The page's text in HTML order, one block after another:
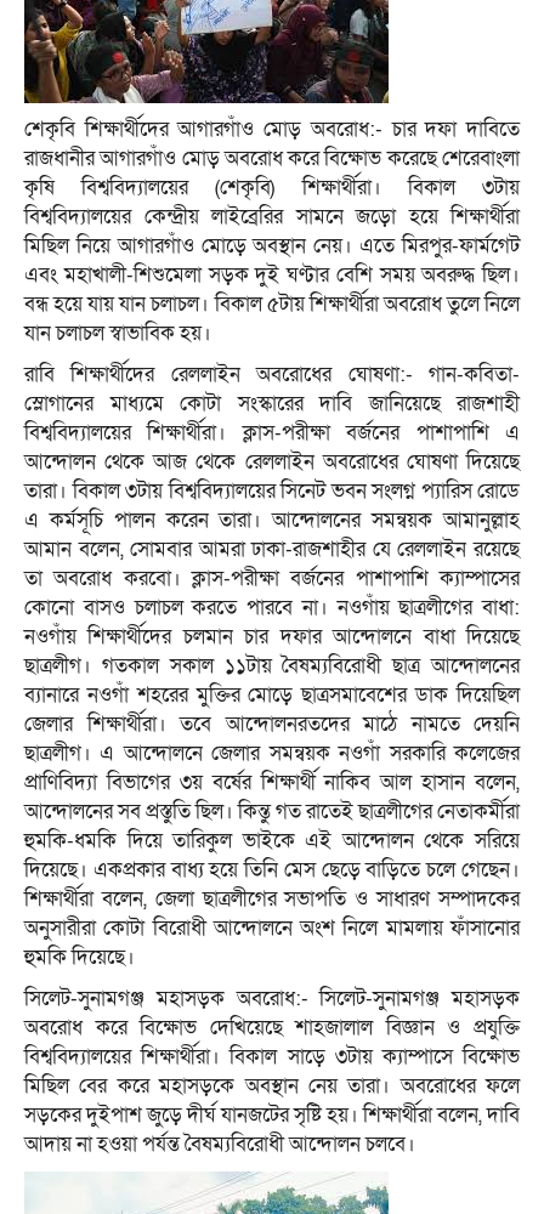
শেকৃবি শিক্ষার্থীদের আগারগাঁও মোড় অবরোধ:- চার দফা দাবিতে
রাজধানীর আগারগাঁও মোড় অবরোধ করে বিক্ষোভ করেছে শেরেবাংলা
কৃষি বিশ্ববিদ্যালয়ের (শেকৃবি) শিক্ষার্থীরা। বিকাল ৩টায়
বিশ্ববিদ্যালয়ের কেন্দ্রীয় লাইব্রেরির সামনে জড়ো হয়ে শিক্ষার্থীরা
মিছিল নিয়ে আগারগাঁও মোড়ে অবস্থান নেয়। এতে মিরপুর-ফার্মগেট
এবং মহাখালী-শিশুমেলা সড়ক দুই ঘণ্টার বেশি সময় অবরুদ্ধ ছিল।
বন্ধ হয়ে যায় যান চলাচল। বিকাল ৫টায় শিক্ষার্থীরা অবরোধ তুলে নিলে
যান চলাচল স্বাভাবিক হয়।
রাবি শিক্ষার্থীদের রেললাইন অবরোধের ঘোষণা:- গান-কবিতা-
স্লোগানের মাধ্যমে কোটা সংস্কারের দাবি জানিয়েছে রাজশাহী
বিশ্ববিদ্যালয়ের শিক্ষার্থীরা। ক্লাস-পরীক্ষা বর্জনের পাশাপাশি এ
আন্দোলন থেকে আজ থেকে রেললাইন অবরোধের ঘোষণা দিয়েছে
তারা। বিকাল ৩টায় বিশ্ববিদ্যালয়ের সিনেট ভবন সংলগ্ন প্যারিস রোডে
এ কর্মসূচি পালন করেন তারা। আন্দোলনের সমন্বয়ক আমানুল্লাহ
আমান বলেন, সোমবার আমরা ঢাকা-রাজশাহীর যে রেললাইন রয়েছে
তা অবরোধ করবো। ক্লাস-পরীক্ষা বর্জনের পাশাপাশি ক্যাম্পাসের
কোনো বাসও চলাচল করতে পারবে না। নওগাঁয় ছাত্রলীগের বাধা:
নওগাঁয় শিক্ষার্থীদের চলমান চার দফার আন্দোলনে বাধা দিয়েছে
ছাত্রলীগ। গতকাল সকাল ১১টায় বৈষম্যবিরোধী ছাত্র আন্দোলনের
ব্যানারে নওগাঁ শহরের মুক্তির মোড়ে ছাত্রসমাবেশের ডাক দিয়েছিল
জেলার শিক্ষার্থীরা। তবে আন্দোলনরতদের মাঠে নামতে দেয়নি
ছাত্রলীগ। এ আন্দোলনে জেলার সমন্বয়ক নওগাঁ সরকারি কলেজের
প্রাণিবিদ্যা বিভাগের ৩য় বর্ষের শিক্ষার্থী নাকিব আল হাসান বলেন,
আন্দোলনের সব প্রস্তুতি ছিল। কিন্তু গত রাতেই ছাত্রলীগের নেতাকর্মীরা
হুমকি-ধমকি দিয়ে তারিকুল ভাইকে এই আন্দোলন থেকে সরিয়ে
দিয়েছে। একপ্রকার বাধ্য হয়ে তিনি মেস ছেড়ে বাড়িতে চলে গেছেন।
শিক্ষার্থীরা বলেন, জেলা ছাত্রলীগের সভাপতি ও সাধারণ সম্পাদকের
অনুসারীরা কোটা বিরোধী আন্দোলনে অংশ নিলে মামলায় ফাঁসানোর
হুমকি দিয়েছে।
সিলেট-সুনামগঞ্জ মহাসড়ক অবরোধ:- সিলেট-সুনামগঞ্জ মহাসড়ক
অবরোধ করে বিক্ষোভ দেখিয়েছে শাহজালাল বিজ্ঞান ও প্রযুক্তি
বিশ্ববিদ্যালয়ের শিক্ষার্থীরা। বিকাল সাড়ে ৩টায় ক্যাম্পাসে বিক্ষোভ
মিছিল বের করে মহাসড়কে অবস্থান নেয় তারা। অবরোধের ফলে
সড়কের দুইপাশ জুড়ে দীর্ঘ যানজটের সৃষ্টি হয়। শিক্ষার্থীরা বলেন, দাবি
আদায় না হওয়া পর্যন্ত বৈষম্যবিরোধী আন্দোলন চলবে।